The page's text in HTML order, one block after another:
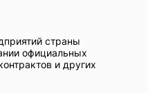
страны
официальных
и других